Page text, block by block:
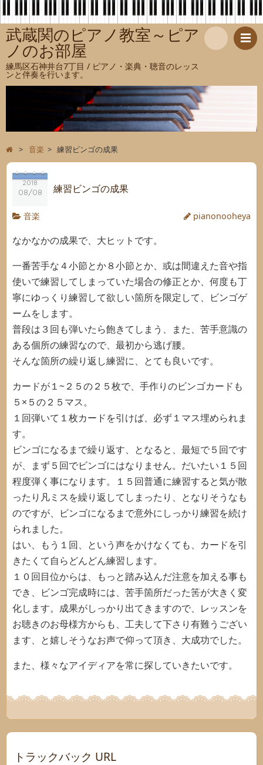
武蔵関のピアノ教室～ピア
ノのお部屋
練馬区石神井台7丁目 / ピアノ・楽典・聴音のレッス
ンと伴奏を行います。
索
> 音楽 > 練習ビンゴの成果
2018
08/08 練習ビンゴの成果
音楽 pianonooheya
なかなかの成果で、大ヒットです。
一番苦手な４小節とか８小節とか、或は間違えた音や指
使いで練習してしまっていた場合の修正とか、何度も丁
寧にゆっくり練習して欲しい箇所を限定して、ビンゴゲ
ームをします。
普段は３回も弾いたら飽きてしまう、また、苦手意識の
ある個所の練習なので、最初から逃げ腰。
そんな箇所の繰り返し練習に、とても良いです。
カードが１~２５の２５枚で、手作りのビンゴカードも
５×５の２５マス。
１回弾いて１枚カードを引けば、必ず１マス埋められま
す。
ビンゴになるまで繰り返す、となると、最短で５回です
が、まず５回でビンゴにはなりません。だいたい１５回
程度弾く事になります。１５回普通に練習すると気が散
ったり凡ミスを繰り返してしまったり、となりそうなも
のですが、ビンゴになるまで意外にしっかり練習を続け
られました。
はい、もう１回、という声をかけなくても、カードを引
きたくて自らどんどん練習します。
１０回目位からは、もっと踏み込んだ注意を加える事も
でき、ビンゴ完成時には、苦手箇所だった筈が大きく変
化します。成果がしっかり出てきますので、レッスンを
お聴きのお母様方からも、工夫して下さり有難うござい
ます、と嬉しそうなお声で仰って頂き、大成功でした。
また、様々なアイディアを常に探していきたいです。
トラックバック URL